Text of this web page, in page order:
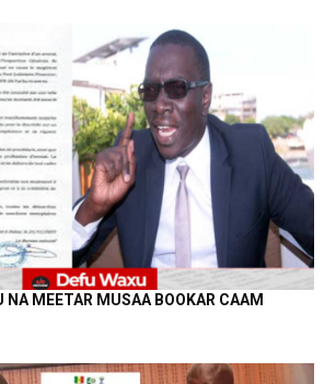
NA MEETAR MUSAA BOOKAR CAAM